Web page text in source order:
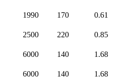
1990 170
0.61
2500 220
0.85
6000 140
1.68
6000 140
1.68